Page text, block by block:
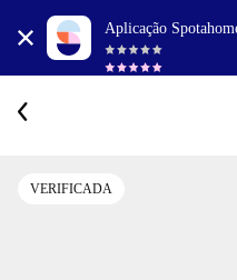
Aplicação
VERIFICADA